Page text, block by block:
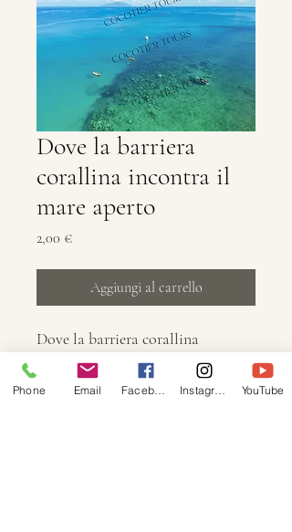
Dove la barriera
corallina incontra il
mare aperto
2,00 €Prezzo
Aggiungi al carrello
Dove la barriera corallina
incontra il mare aperto, barche da
pesca in giro
Phone Email YouTube